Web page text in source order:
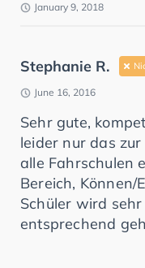
January 9, 2018
Stephanie R.
June 16, 2016
Sehr gute,
leider nur das
alle Fahrschulen
Bereich,
Schüler wird
entsprechend